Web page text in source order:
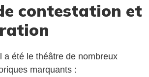
contestation et
a été le théâtre de nombreux
marquants :